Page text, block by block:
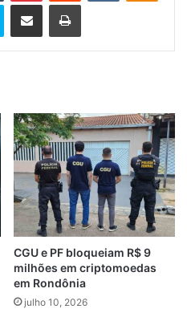
Skype Compartilhar via e-mail Imprimir
CGU e PF bloqueiam R$ 9
milhões em criptomoedas
em Rondônia
julho 10, 2026